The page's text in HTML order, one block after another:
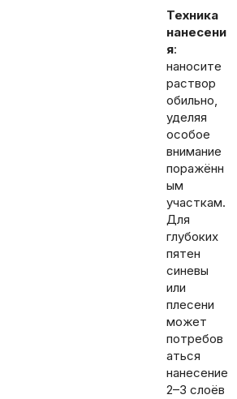
Техника
нанесени
я:
наносите
раствор
обильно,
уделяя
особое
внимание
поражённ
ым
участкам.
Для
глубоких
пятен
синевы
или
плесени
может
потребов
аться
нанесение
2–3 слоёв